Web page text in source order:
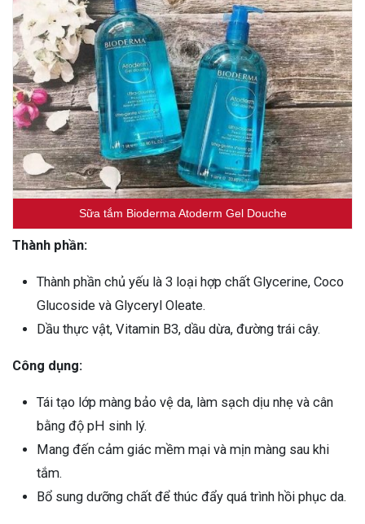
Sữa tắm Bioderma Atoderm Gel Douche
Thành phần:
Thành phần chủ yếu là 3 loại hợp chất Glycerine, Coco
Glucoside và Glyceryl Oleate.
Dầu thực vật, Vitamin B3, dầu dừa, đường trái cây.
Công dụng:
Tái tạo lớp màng bảo vệ da, làm sạch dịu nhẹ và cân
bằng độ pH sinh lý.
Mang đến cảm giác mềm mại và mịn màng sau khi
tắm.
Bổ sung dưỡng chất để thúc đẩy quá trình hồi phục da.